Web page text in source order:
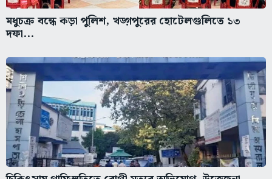
মধুচক্র বন্ধে কড়া পুলিশ, খড়্গপুরের হোটেলগুলিতে ১৩
দফা...